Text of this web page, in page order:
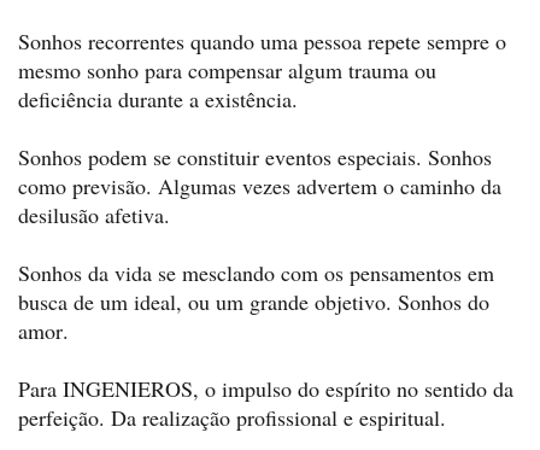
Sonhos recorrentes quando uma pessoa repete sempre o
mesmo sonho para compensar algum trauma ou
deficiência durante a existência.
Sonhos podem se constituir eventos especiais. Sonhos
como previsão. Algumas vezes advertem o caminho da
desilusão afetiva.
Sonhos da vida se mesclando com os pensamentos em
busca de um ideal, ou um grande objetivo. Sonhos do
amor.
Para INGENIEROS, o impulso do espírito no sentido da
perfeição. Da realização profissional e espiritual.